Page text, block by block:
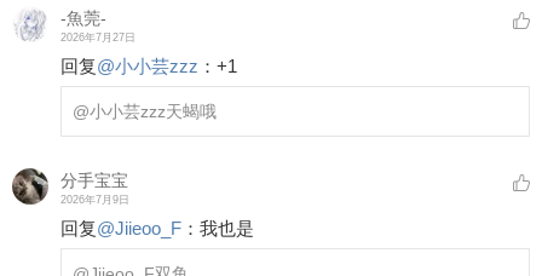
-魚莞-
2026年7月27日
回复@小小芸zzz ： +1
@小小芸zzz天蝎哦
分手宝宝
2026年7月9日
回复@Jiieoo_F ： 我也是